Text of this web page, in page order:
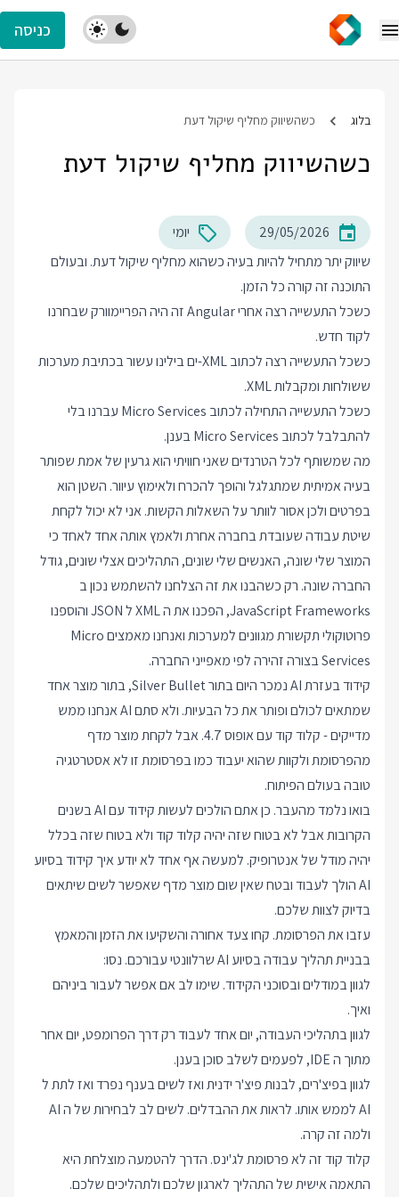
כניסה
בלוג כשהשיווק מחליף שיקול דעת
כשהשיווק מחליף שיקול דעת
29/05/2026
יומי
שיווק יתר מתחיל להיות בעיה כשהוא מחליף שיקול דעת. ובעולם
התוכנה זה קורה כל הזמן.
כשכל התעשייה רצה אחרי Angular זה היה הפריימוורק שבחרנו
לקוד חדש.
כשכל התעשייה רצה לכתוב XML-ים בילינו עשור בכתיבת מערכות
ששולחות ומקבלות XML.
כשכל התעשייה התחילה לכתוב Micro Services עברנו בלי
להתבלבל לכתוב Micro Services בענן.
מה שמשותף לכל הטרנדים שאני חוויתי הוא גרעין של אמת שפותר
בעיה אמיתית שמתגלגל והופך להכרח ולאימוץ עיוור. השטן הוא
בפרטים ולכן אסור לוותר על השאלות הקשות. אני לא יכול לקחת
שיטת עבודה שעובדת בחברה אחרת ולאמץ אותה אחד לאחד כי
המוצר שלי שונה, האנשים שלי שונים, התהליכים אצלי שונים, גודל
החברה שונה. רק כשהבנו את זה הצלחנו להשתמש נכון ב
JavaScript Frameworks, הפכנו את ה XML ל JSON והוספנו
פרוטוקולי תקשורת מגוונים למערכות ואנחנו מאמצים Micro
Services בצורה זהירה לפי מאפייני החברה.
קידוד בעזרת AI נמכר היום בתור Silver Bullet, בתור מוצר אחד
שמתאים לכולם ופותר את כל הבעיות. ולא סתם AI אנחנו ממש
מדייקים - קלוד קוד עם אופוס 4.7. אבל לקחת מוצר מדף
מהפרסומת ולקוות שהוא יעבוד כמו בפרסומת זו לא אסטרטגיה
טובה בעולם הפיתוח.
בואו נלמד מהעבר. כן אתם הולכים לעשות קידוד עם AI בשנים
הקרובות אבל לא בטוח שזה יהיה קלוד קוד ולא בטוח שזה בכלל
יהיה מודל של אנטרופיק. למעשה אף אחד לא יודע איך קידוד בסיוע
AI הולך לעבוד ובטח שאין שום מוצר מדף שאפשר לשים שיתאים
בדיוק לצוות שלכם.
עזבו את הפרסומת. קחו צעד אחורה והשקיעו את הזמן והמאמץ
בבניית תהליך עבודה בסיוע AI שרלוונטי עבורכם. נסו:
לגוון במודלים ובסוכני הקידוד. שימו לב אם אפשר לעבור ביניהם
ואיך.
לגוון בתהליכי העבודה, יום אחד לעבוד רק דרך הפרומפט, יום אחר
מתוך ה IDE, לפעמים לשלב סוכן בענן.
לגוון בפיצ'רים, לבנות פיצ'ר ידנית ואז לשים בענף נפרד ואז לתת ל
AI לממש אותו. לראות את ההבדלים. לשים לב לבחירות של ה AI
ולמה זה קרה.
קלוד קוד זה לא פרסומת לג'ינס. הדרך להטמעה מוצלחת היא
התאמה אישית של התהליך לארגון שלכם ולתהליכים שלכם.